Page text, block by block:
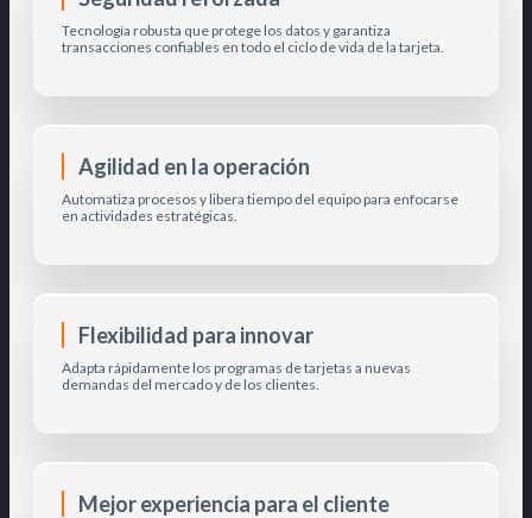
Tecnología robusta que protege los datos y garantiza
transacciones confiables en todo el ciclo de vida de la tarjeta.
Agilidad en la operación
Automatiza procesos y libera tiempo del equipo para enfocarse
en actividades estratégicas.
Flexibilidad para innovar
Adapta rápidamente los programas de tarjetas a nuevas
demandas del mercado y de los clientes.
Mejor experiencia para el cliente